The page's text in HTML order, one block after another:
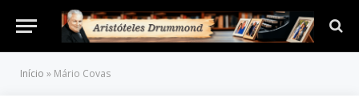
Início » Mário Covas